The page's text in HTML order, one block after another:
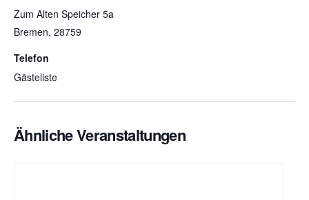
Zum Alten Speicher 5a
Bremen, 28759
Telefon
Gästeliste
Ähnliche Veranstaltungen